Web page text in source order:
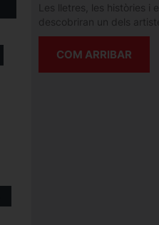
Les lletres, les històries
descobriran un dels
COM ARRIBAR